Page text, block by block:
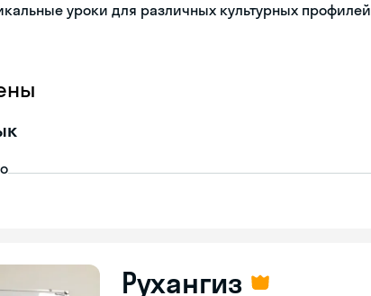
уроки для различных культурных профилей
Рухангиз